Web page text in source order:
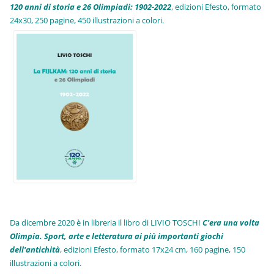
120 anni di storia e 26 Olimpiadi: 1902-2022, edizioni Efesto, formato
24x30, 250 pagine, 450 illustrazioni a colori.
Da dicembre 2020 è in libreria il libro di LIVIO TOSCHIC'era una volta
Olimpia. Sport, arte e letteratura ai più importanti giochi
dell'antichità,edizioni Efesto, formato 17x24 cm, 160 pagine, 150
illustrazioni a colori.